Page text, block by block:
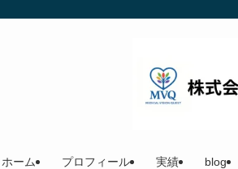
ホーム プロフィール 実績 blog